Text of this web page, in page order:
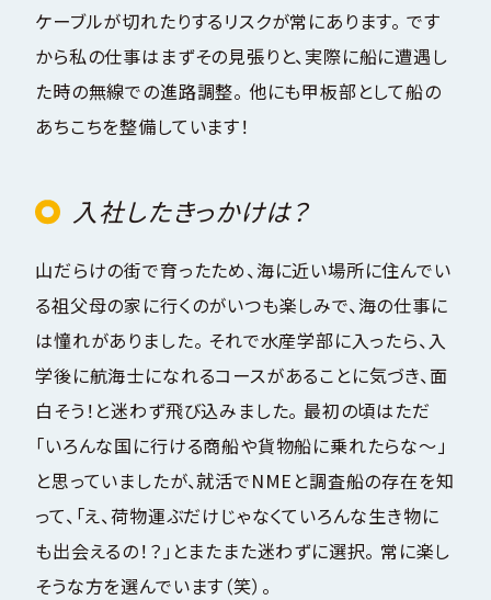
ケーブルが切れたりするリスクが常にあります。 です
から私の仕事はまずその見張りと、実際に船に遭遇し
た時の無線での進路調整。 他にも甲板部として船の
あちこちを整備しています！
入社したきっかけは？
山だらけの街で育ったため、海に近い場所に住んでい
る祖父母の家に行くのがいつも楽しみで、海の仕事に
は憧れがありました。 それで水産学部に入ったら、入
学後に航海士になれるコースがあることに気づき、面
白そう！と迷わず飛び込みました。 最初の頃はただ
「いろんな国に行ける商船や貨物船に乗れたらな〜」
と思っていましたが、就活でNMEと調査船の存在を知
って、「え、荷物運ぶだけじゃなくていろんな生き物に
も出会えるの！？」とまたまた迷わずに選択。 常に楽し
そうな方を選んでいます（笑）。